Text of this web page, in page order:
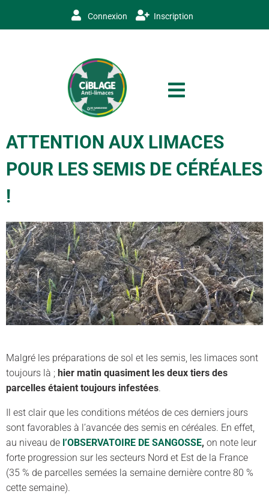
Connexion Inscription
ATTENTION AUX LIMACES
POUR LES SEMIS DE CÉRÉALES
!
Malgré les préparations de sol et les semis, les limaces sont
toujours là ; hier matin quasiment les deux tiers des
parcelles étaient toujours infestées.
Il est clair que les conditions météos de ces derniers jours
sont favorables à l’avancée des semis en céréales. En effet,
au niveau de l’OBSERVATOIRE DE SANGOSSE, on note leur
forte progression sur les secteurs Nord et Est de la France
(35 % de parcelles semées la semaine dernière contre 80 %
cette semaine).